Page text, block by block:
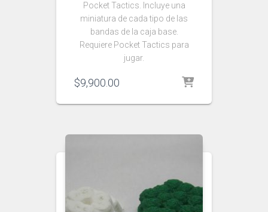
Pocket Tactics. Incluye una
miniatura de cada tipo de las
bandas de la caja base.
Requiere Pocket Tactics para
jugar.
$9,900.00